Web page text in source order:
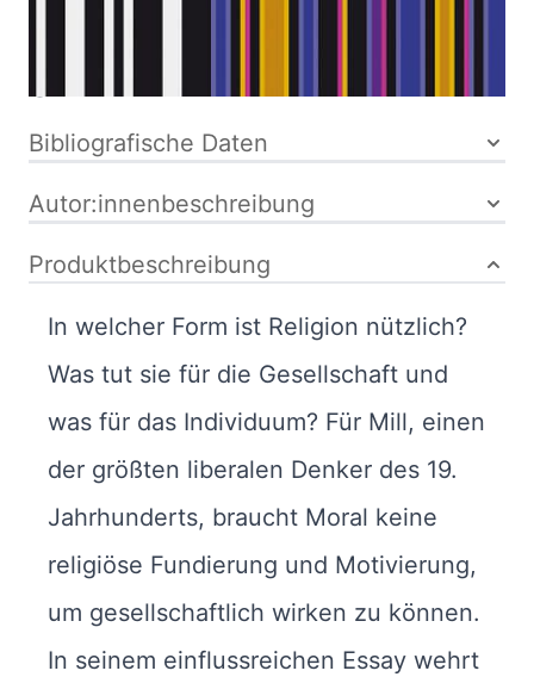
Bibliografische Daten
Autor:innenbeschreibung
Produktbeschreibung
In welcher Form ist Religion nützlich?
Was tut sie für die Gesellschaft und
was für das Individuum? Für Mill, einen
der größten liberalen Denker des 19.
Jahrhunderts, braucht Moral keine
religiöse Fundierung und Motivierung,
um gesellschaftlich wirken zu können.
In seinem einflussreichen Essay wehrt